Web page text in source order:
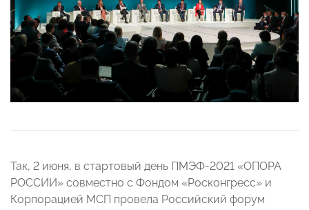
Так, 2 июня, в стартовый день ПМЭФ-2021 «ОПОРА
РОССИИ» совместно с Фондом «Росконгресс» и
Корпорацией МСП провела Российский форум